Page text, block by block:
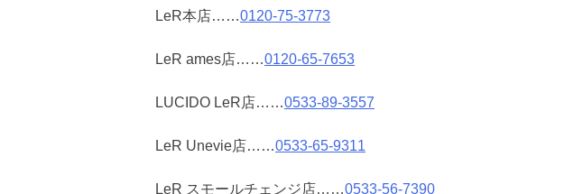
LeR本店……0120-75-3773
LeR ames店……0120-65-7653
LUCIDO LeR店……0533-89-3557
LeR Unevie店……0533-65-9311
LeR スモールチェンジ店……0533-56-7390